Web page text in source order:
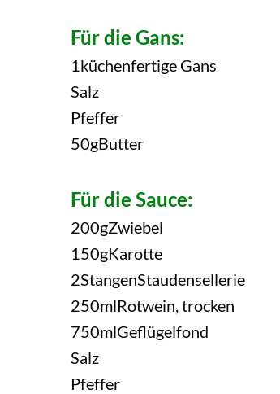
Für die Gans:
1 küchenfertige Gans
Salz
Pfeffer
50gButter
Für die Sauce:
200gZwiebel
150gKarotte
2StangenStaudensellerie
250mlRotwein, trocken
750mlGeflügelfond
Salz
Pfeffer